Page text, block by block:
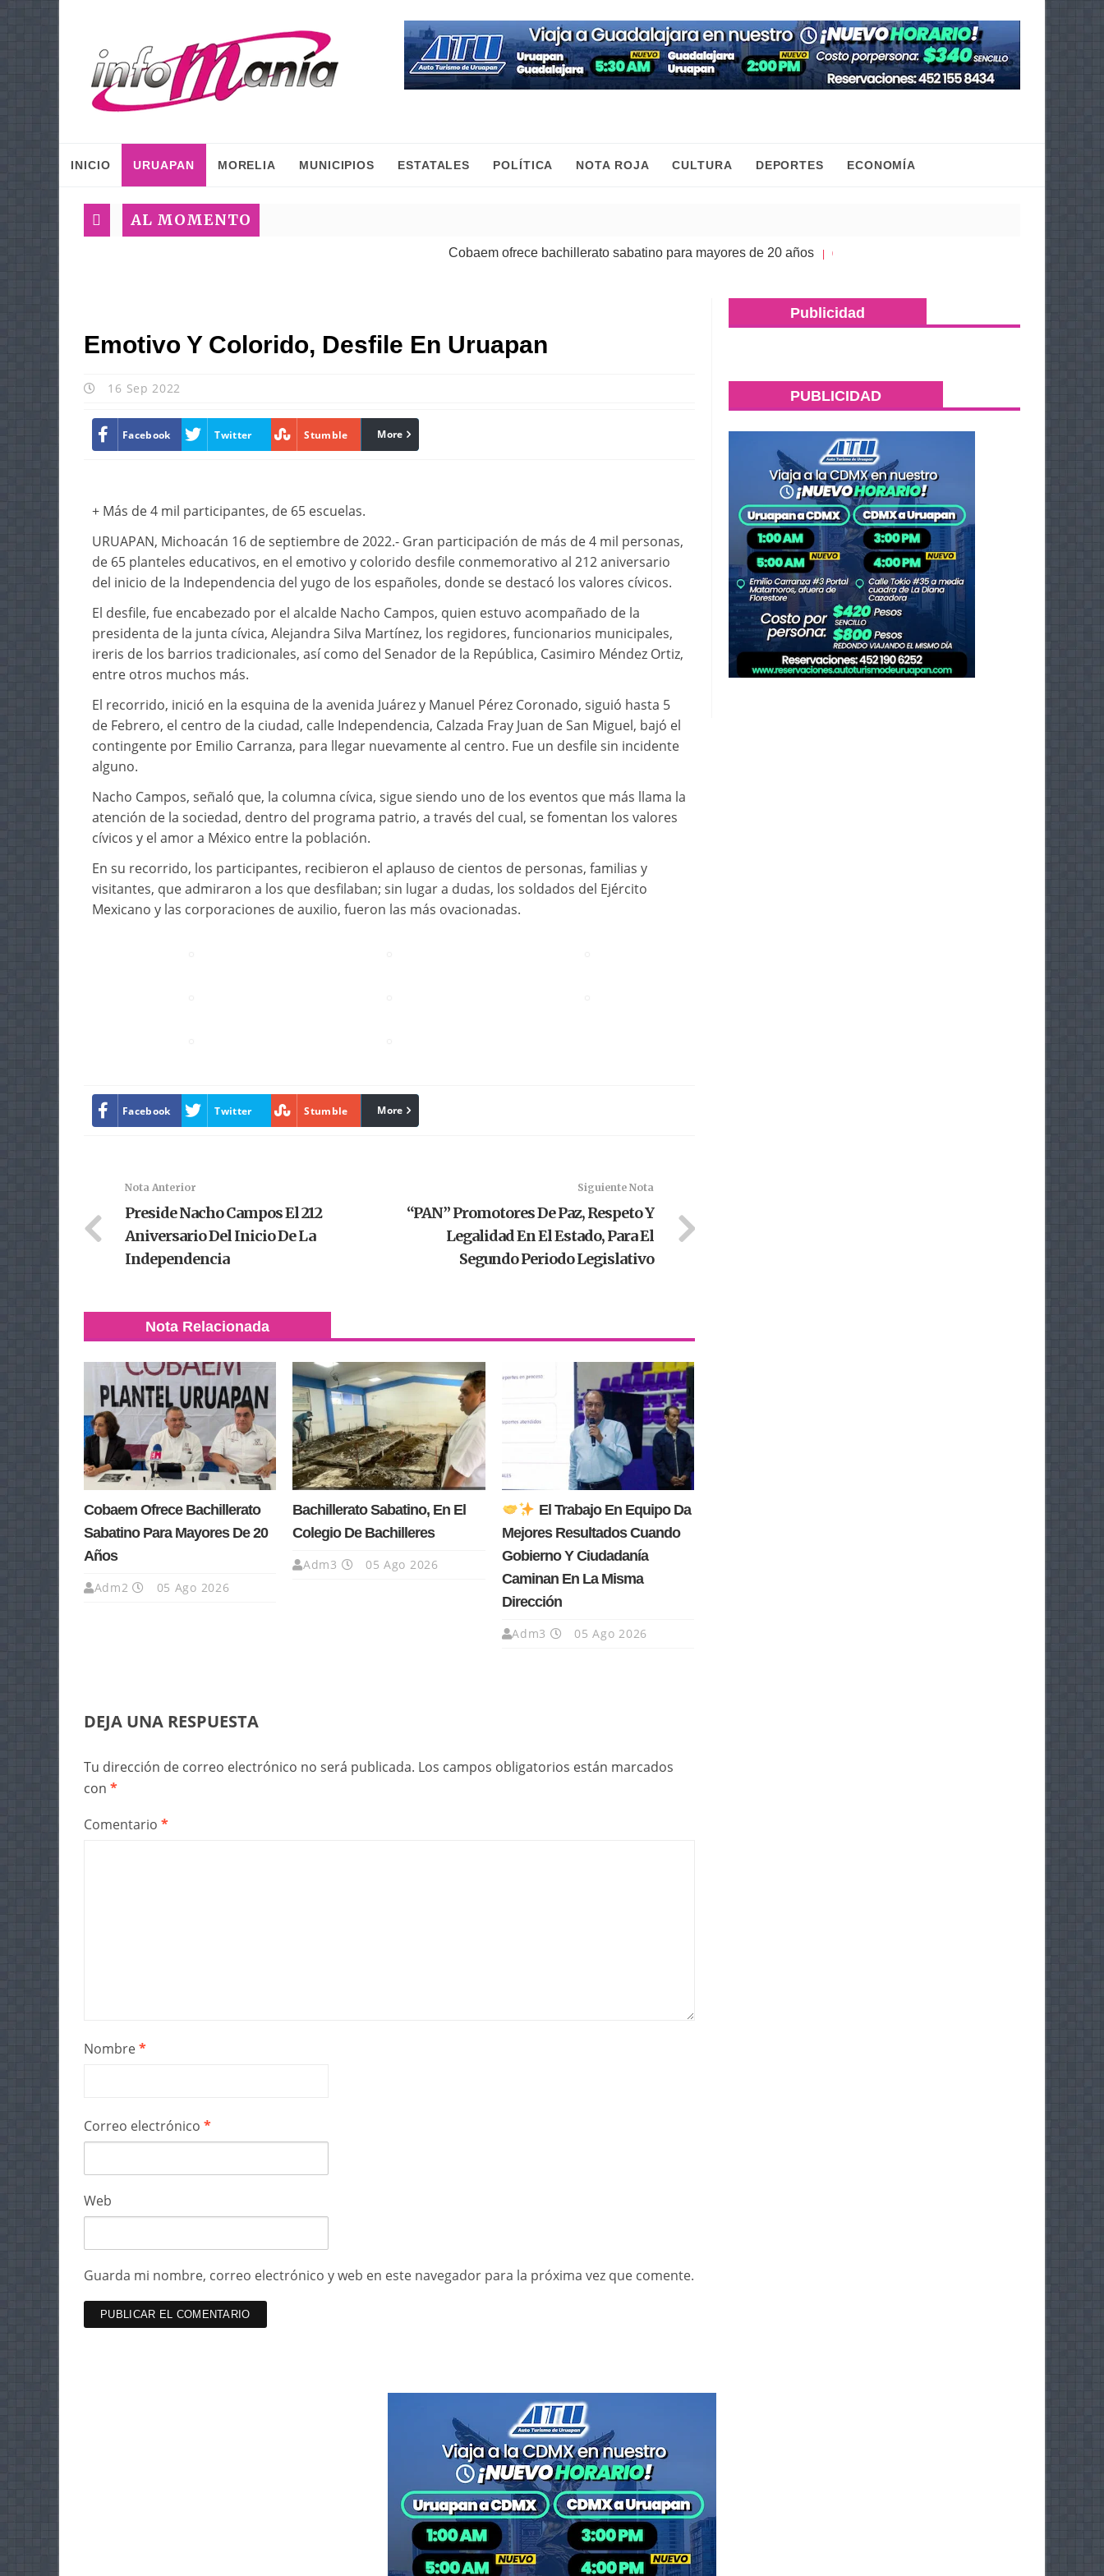
INICIO URUAPAN MORELIA MUNICIPIOS ESTATALES POLÍTICA NOTA ROJA CULTURA DEPORTES ECONOMÍA
AL MOMENTO
Cobaem ofrece bachillerato sabatino para mayores de 20 años | 05 Ago 2026
Emotivo Y Colorido, Desfile En Uruapan
16 Sep 2022
Facebook Twitter Stumble linkedin
More
+ Más de 4 mil participantes, de 65 escuelas.
URUAPAN, Michoacán 16 de septiembre de 2022.- Gran participación de más de 4 mil personas,
de 65 planteles educativos, en el emotivo y colorido desfile conmemorativo al 212 aniversario
del inicio de la Independencia del yugo de los españoles, donde se destacó los valores cívicos.
El desfile, fue encabezado por el alcalde Nacho Campos, quien estuvo acompañado de la
presidenta de la junta cívica, Alejandra Silva Martínez, los regidores, funcionarios municipales,
ireris de los barrios tradicionales, así como del Senador de la República, Casimiro Méndez Ortiz,
entre otros muchos más.
El recorrido, inició en la esquina de la avenida Juárez y Manuel Pérez Coronado, siguió hasta 5
de Febrero, el centro de la ciudad, calle Independencia, Calzada Fray Juan de San Miguel, bajó el
contingente por Emilio Carranza, para llegar nuevamente al centro. Fue un desfile sin incidente
alguno.
Nacho Campos, señaló que, la columna cívica, sigue siendo uno de los eventos que más llama la
atención de la sociedad, dentro del programa patrio, a través del cual, se fomentan los valores
cívicos y el amor a México entre la población.
En su recorrido, los participantes, recibieron el aplauso de cientos de personas, familias y
visitantes, que admiraron a los que desfilaban; sin lugar a dudas, los soldados del Ejército
Mexicano y las corporaciones de auxilio, fueron las más ovacionadas.
Facebook Twitter Stumble linkedin
More
Nota Anterior
Preside Nacho Campos El 212
Aniversario Del Inicio De La
Independencia
Siguiente Nota
“PAN” Promotores De Paz, Respeto Y
Legalidad En El Estado, Para El
Segundo Periodo Legislativo
Nota Relacionada
Cobaem Ofrece Bachillerato
Sabatino Para Mayores De 20
Años
Adm2 05 Ago 2026
Bachillerato Sabatino, En El
Colegio De Bachilleres
Adm3 05 Ago 2026
El Trabajo En Equipo Da
Mejores Resultados Cuando
Gobierno Y Ciudadanía
Caminan En La Misma
Dirección
Adm3 05 Ago 2026
DEJA UNA RESPUESTA
Tu dirección de correo electrónico no será publicada. Los campos obligatorios están marcados
con *
Comentario *
Nombre*
Correo electrónico *
Web
Guarda mi nombre, correo electrónico y web en este navegador para la próxima vez que comente.
Publicidad
PUBLICIDAD